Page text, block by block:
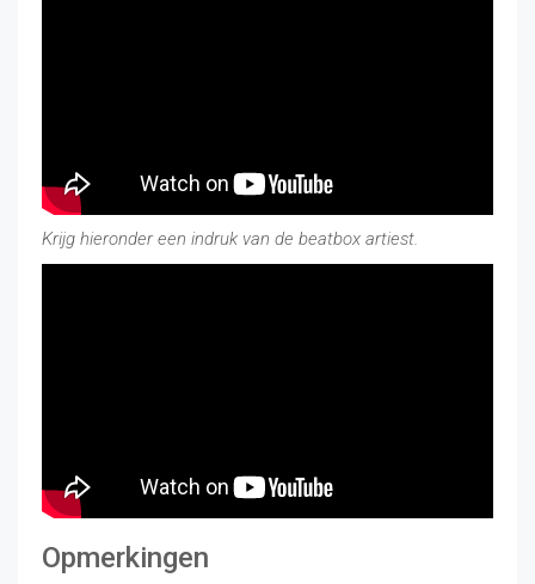
Krijg hieronder een indruk van de beatbox artiest.
Opmerkingen